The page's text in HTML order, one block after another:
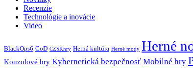
Recenzie
Technológie a inovácie
Video
BlackOps6 CoD CZSKhry Herná kultúra Herné mody Herné
Konzolové hry Kybernetická bezpečnosť Mobilné hry